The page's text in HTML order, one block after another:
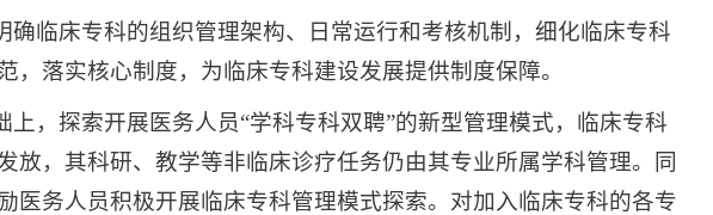
临床专科的组织管理架构、日常运行和考核机制，细化临床专科
落实核心制度，为临床专科建设发展提供制度保障。
，探索开展医务人员“学科专科双聘”的新型管理模式，临床专科
，其科研、教学等非临床诊疗任务仍由其专业所属学科管理。同
务人员积极开展临床专科管理模式探索。对加入临床专科的各专